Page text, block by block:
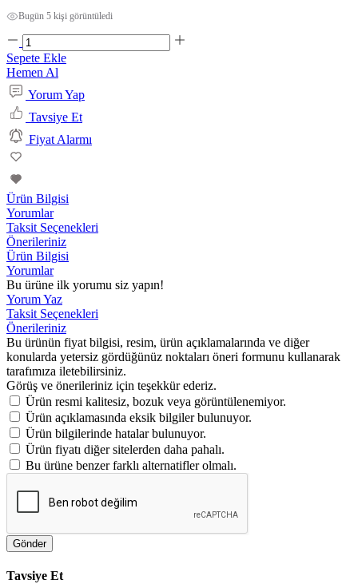
Bugün 5 kişi görüntüledi
Sepete Ekle
Hemen Al
Yorum Yap
Tavsiye Et
Fiyat Alarmı
Ürün Bilgisi
Yorumlar
Taksit Seçenekleri
Önerileriniz
Ürün Bilgisi
Yorumlar
Bu ürüne ilk yorumu siz yapın!
Yorum Yaz
Taksit Seçenekleri
Önerileriniz
Bu ürünün fiyat bilgisi, resim, ürün açıklamalarında ve diğer
konularda yetersiz gördüğünüz noktaları öneri formunu kullanarak
tarafımıza iletebilirsiniz.
Görüş ve önerileriniz için teşekkür ederiz.
Ürün resmi kalitesiz, bozuk veya görüntülenemiyor.
Ürün açıklamasında eksik bilgiler bulunuyor.
Ürün bilgilerinde hatalar bulunuyor.
Ürün fiyatı diğer sitelerden daha pahalı.
Bu ürüne benzer farklı alternatifler olmalı.
Gönder
Tavsiye Et